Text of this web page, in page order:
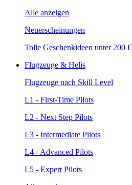
Alle anzeigen
Neuerscheinungen
Tolle Geschenkideen unter 200 €
Flugzeuge & Helis
Flugzeuge nach Skill Level
L1 - First-Time Pilots
L2 - Next Step Pilots
L3 - Intermediate Pilots
L4 - Advanced Pilots
L5 - Expert Pilots